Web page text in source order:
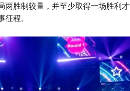
胜制较量，并至少取得一场胜利才
程。